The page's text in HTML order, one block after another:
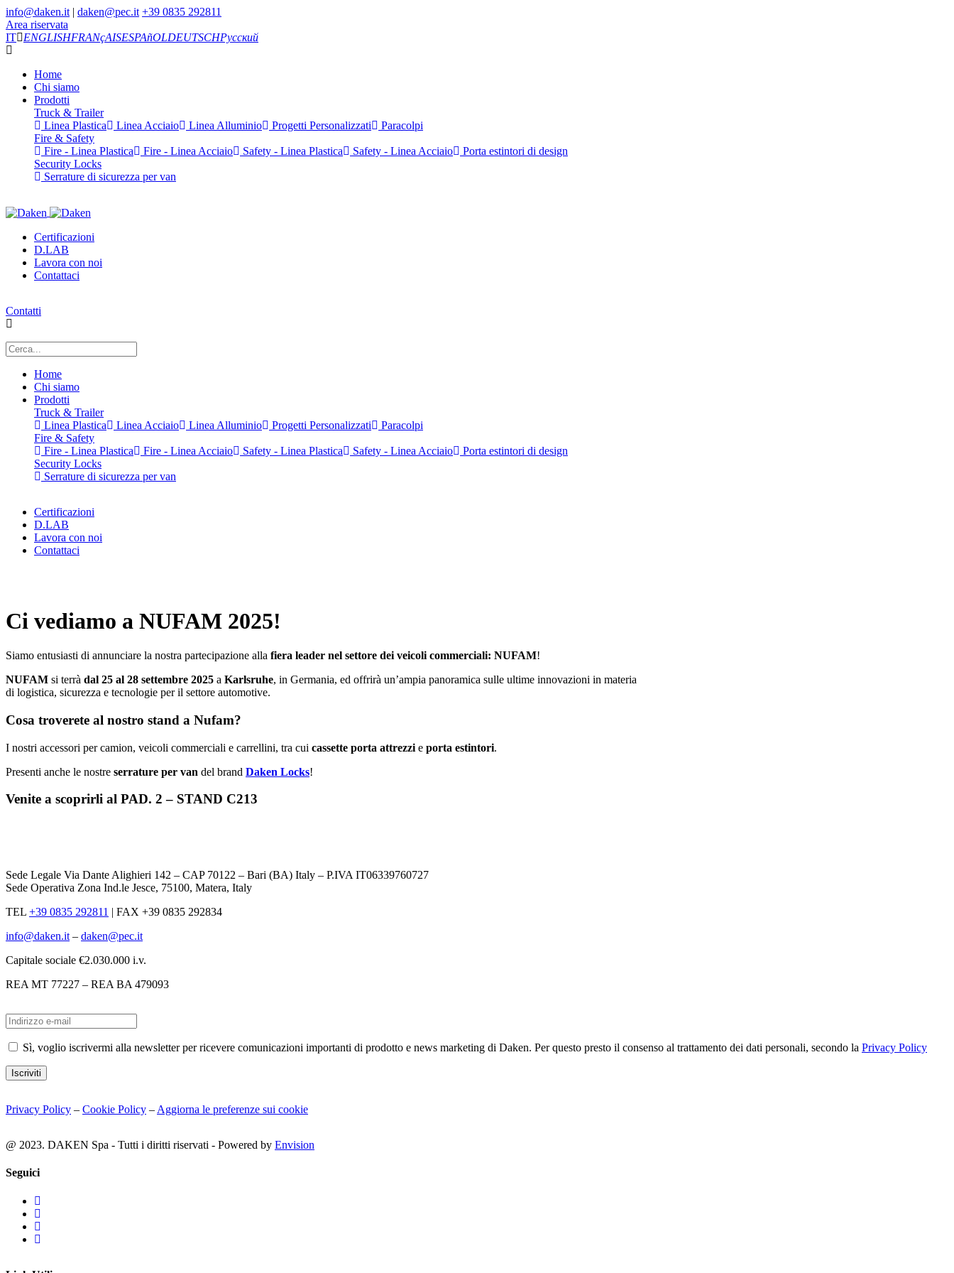
info@daken.it | daken@pec.it +39 0835 292811
Area riservata
IT
ENGLISHFRANçAISESPAñOLDEUTSCHРусский
Home
Chi siamo
Prodotti
Truck & Trailer
Linea Plastica
Linea Acciaio Linea Alluminio Progetti Personalizzati
Paracolpi
Fire & Safety
Fire - Linea Plastica
Fire - Linea Acciaio Safety - Linea Plastica Safety - Linea Acciaio
Porta estintori di design
Security Locks
Serrature di sicurezza per van
Certificazioni
D.LAB
Lavora con noi
Contattaci
Contatti
Home
Chi siamo
Prodotti
Truck & Trailer
Linea Plastica
Linea Acciaio Linea Alluminio Progetti Personalizzati
Paracolpi
Fire & Safety
Fire - Linea Plastica
Fire - Linea Acciaio Safety - Linea Plastica Safety - Linea Acciaio
Porta estintori di design
Security Locks
Serrature di sicurezza per van
Certificazioni
D.LAB
Lavora con noi
Contattaci
Ci vediamo a NUFAM 2025!
Siamo entusiasti di annunciare la nostra partecipazione alla fiera leader nel settore dei veicoli commerciali: NUFAM!
NUFAM si terrà dal 25 al 28 settembre 2025 a Karlsruhe, in Germania, ed offrirà un’ampia panoramica sulle ultime innovazioni in materia
di logistica, sicurezza e tecnologie per il settore automotive.
Cosa troverete al nostro stand a Nufam?
I nostri accessori per camion, veicoli commerciali e carrellini, tra cui cassette porta attrezzi e porta estintori.
Presenti anche le nostre serrature per van del brand Daken Locks!
Venite a scoprirli al PAD. 2 – STAND C213
Sede Legale Via Dante Alighieri 142 – CAP 70122 – Bari (BA) Italy – P.IVA IT06339760727
Sede Operativa Zona Ind.le Jesce, 75100, Matera, Italy
TEL +39 0835 292811 | FAX +39 0835 292834
info@daken.it – daken@pec.it
Capitale sociale €2.030.000 i.v.
REA MT 77227 – REA BA 479093
Sì, voglio iscrivermi alla newsletter per ricevere comunicazioni importanti di prodotto e news marketing di Daken. Per questo presto il consenso al trattamento dei dati personali, secondo la Privacy Policy
Iscriviti
Privacy Policy – Cookie Policy – Aggiorna le preferenze sui cookie
@ 2023. DAKEN Spa - Tutti i diritti riservati - Powered by Envision
Seguici